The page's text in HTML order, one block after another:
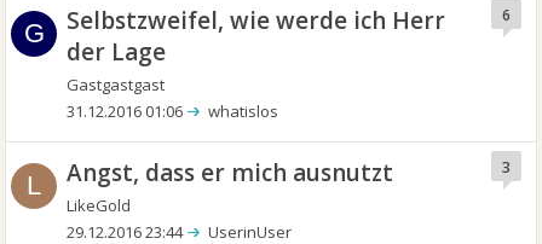
G
Selbstzweifel, wie werde ich Herr
der Lage
Gastgastgast
6
31.12.2016 01:06 whatislos
L Angst, dass er mich ausnutzt
LikeGold
3
29.12.2016 23:44 UserinUser